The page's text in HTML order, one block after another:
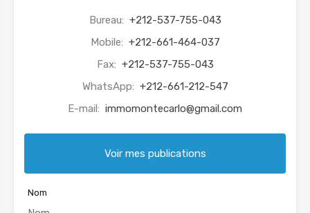
Bureau: +212-537-755-043
Mobile: +212-661-464-037
Fax: +212-537-755-043
WhatsApp: +212-661-212-547
E-mail: immomontecarlo@gmail.com
Voir mes publications
Nom